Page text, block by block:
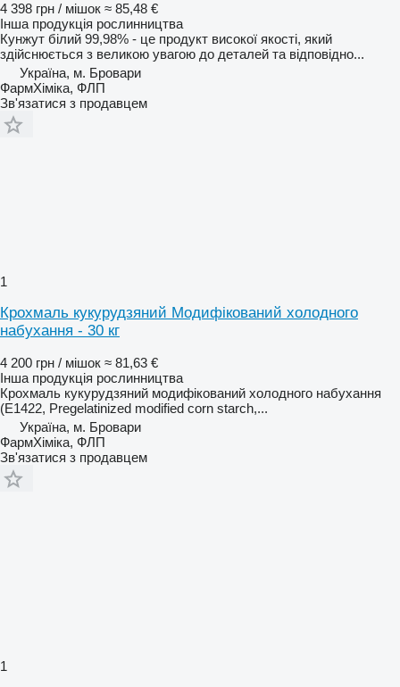
4 398 грн / мішок ≈ 85,48 €
Інша продукція рослинництва
Кунжут білий 99,98% - це продукт високої якості, який
здійснюється з великою увагою до деталей та відповідно...
Україна, м. Бровари
ФармХіміка, ФЛП
Зв'язатися з продавцем
1
Крохмаль кукурудзяний Модифікований холодного
набухання - 30 кг
4 200 грн / мішок ≈ 81,63 €
Інша продукція рослинництва
Крохмаль кукурудзяний модифікований холодного набухання
(E1422, Pregelatinized modified corn starch,...
Україна, м. Бровари
ФармХіміка, ФЛП
Зв'язатися з продавцем
1